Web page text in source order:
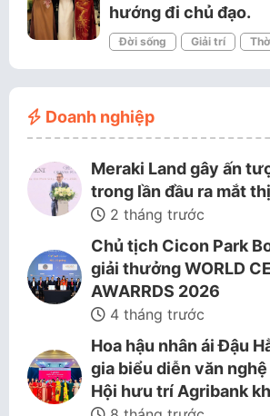
hướng đi chủ đạo.
Đời sống Giải trí
Doanh nghiệp
Meraki Land gây ấn
trong lần đầu ra mắt
2 tháng trước
Chủ tịch Cicon Park
giải thưởng WORLD
AWARRDS 2026
4 tháng trước
Hoa hậu nhân ái Đậu
gia biểu diễn văn
Hội hưu trí Agribank